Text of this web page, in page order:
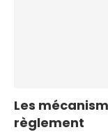
Les
règlement